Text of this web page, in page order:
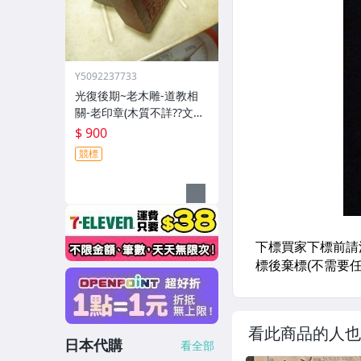
看此商品的人
Y5092237733
光復後期~老木雕-道教相
關-老印章(木質不詳??文字
不詳??)歷史民俗文物??(郵
寄免運費)
$ 900
競標
日本代購 看全部